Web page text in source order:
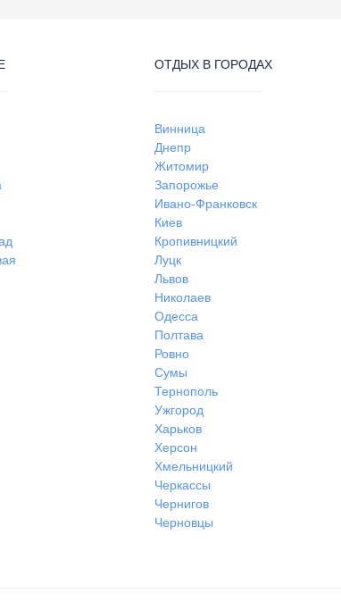
ОТДЫХ В ГОРОДАХ
Винница
Днепр
Житомир
Запорожье
Ивано-Франковск
Киев
Кропивницкий
Луцк
Львов
Николаев
Одесса
Полтава
Ровно
Сумы
Тернополь
Ужгород
Харьков
Херсон
Хмельницкий
Черкассы
Чернигов
Черновцы